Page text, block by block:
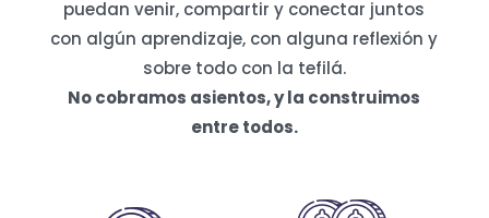
puedan venir, compartir y conectar juntos
con algún aprendizaje, con alguna reflexión y
sobre todo con la tefilá.
No cobramos asientos, y la construimos
entre todos.